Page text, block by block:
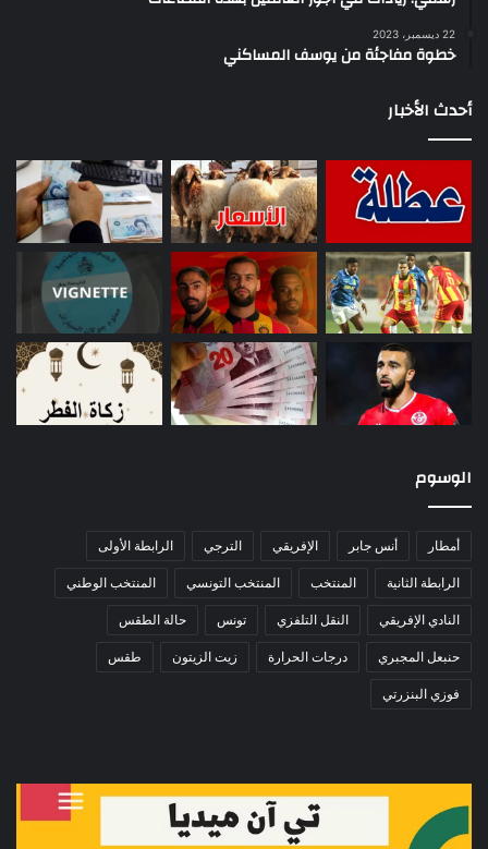
22 ديسمبر، 2023
خطوة مفاجئة من يوسف المساكني
أحدث الأخبار
الوسوم
أمطار أنس جابر الإفريقي الترجي الرابطة الأولى
الرابطة الثانية المنتخب المنتخب التونسي المنتخب الوطني
النادي الإفريقي النقل التلفزي تونس حالة الطقس
حنبعل المجبري درجات الحرارة زيت الزيتون طقس
فوزي البنزرتي